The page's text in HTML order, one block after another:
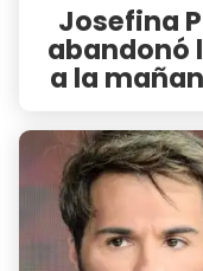
Josefina
abandonó
a la